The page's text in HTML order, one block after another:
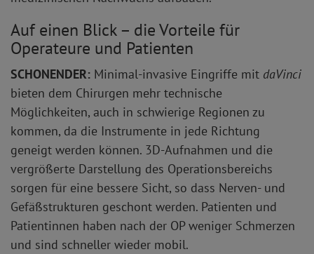
Auf einen Blick – die Vorteile für
Operateure und Patienten
SCHONENDER: Minimal-invasive Eingriffe mit daVinci
bieten dem Chirurgen mehr technische
Möglichkeiten, auch in schwierige Regionen zu
kommen, da die Instrumente in jede Richtung
geneigt werden können. 3D-Aufnahmen und die
vergrößerte Darstellung des Operationsbereichs
sorgen für eine bessere Sicht, so dass Nerven- und
Gefäßstrukturen geschont werden. Patienten und
Patientinnen haben nach der OP weniger Schmerzen
und sind schneller wieder mobil.